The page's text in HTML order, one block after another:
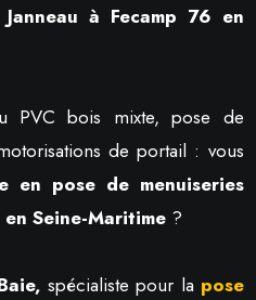
à Fecamp 76 en
PVC bois mixte, pose de
de portail : vous
en pose de menuiseries
Seine-Maritime ?
spécialiste pour la pose